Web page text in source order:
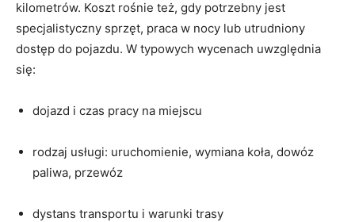
kilometrów. Koszt rośnie też, gdy potrzebny jest
specjalistyczny sprzęt, praca w nocy lub utrudniony
dostęp do pojazdu. W typowych wycenach uwzględnia
się:
dojazd i czas pracy na miejscu
rodzaj usługi: uruchomienie, wymiana koła, dowóz
paliwa, przewóz
dystans transportu i warunki trasy